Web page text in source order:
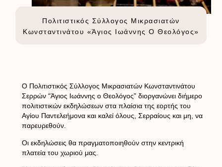
Πολιτιστικός Σύλλογος Μικρασιατών
Κωνσταντινάτου «Άγιος Ιωάννης Ο Θεολόγος»
Ο Πολιτιστικός Σύλλογος Μικρασιατών Κωνσταντινάτου
Σερρών “Άγιος Ιωάννης ο Θεολόγος” διοργανώνει διήμερο
πολιτιστικών εκδηλώσεων στα πλαίσια της εορτής του
Αγίου Παντελεήμονα και καλεί όλους, Σερραίους και μη, να
παρευρεθούν.
Οι εκδηλώσεις θα πραγματοποιηθούν στην κεντρική
πλατεία του χωριού μας.